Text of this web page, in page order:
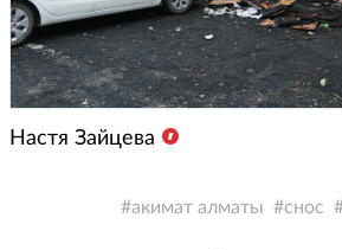
Настя Зайцева
акимат алматы снос